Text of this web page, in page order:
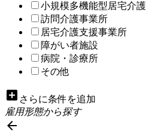
小規模多機能型居宅介護
訪問介護事業所
居宅介護支援事業所
障がい者施設
病院・診療所
その他
add_box さらに条件を追加
雇用形態から探す
